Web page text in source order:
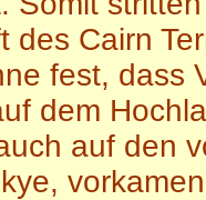
des Cairn
fest, dass
dem
auf den